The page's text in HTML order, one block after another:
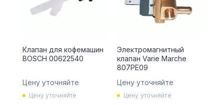
Клапан для кофемашин
BOSCH 00622540
Цену уточняйте
Цену уточняйте
Электромагнитный
клапан Varie Marche
807PE09
Цену уточняйте
Цену уточняйте